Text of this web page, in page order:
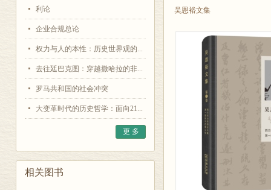
利论
企业合规总论
权力与人的本性：历史世界观的...
去往廷巴克图：穿越撒哈拉的非...
罗马共和国的社会冲突
大变革时代的历史哲学：面向21...
更 多
相关图书
吴恩裕文集